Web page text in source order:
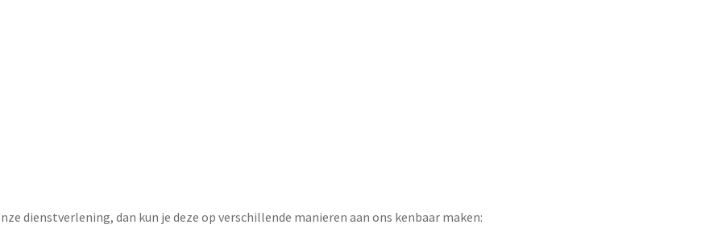
dienstverlening, dan kun je deze op verschillende manieren aan ons kenbaar maken: